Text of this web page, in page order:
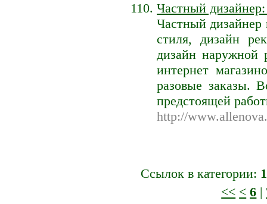
Частный
Частный дизайнер
стиля, дизайн
дизайн наружной
интернет
разовые заказы.
предстоящей
http://
Ссылок в категории:
<< < 6 |